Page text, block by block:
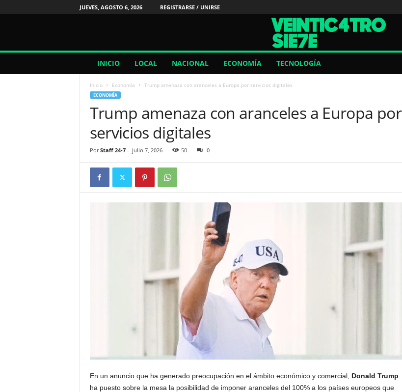
JUEVES, AGOSTO 6, 2026 REGISTRARSE / UNIRSE
/
INICIO LOCAL NACIONAL ECONOMÍA TECNOLOGÍA
Inicio Economía Trump amenaza con aranceles a Europa por servicios digitales
ECONOMÍA
Trump amenaza con aranceles a Europa por
servicios digitales
Por Staff 24-7- julio 7, 2026 50 0
En un anuncio que ha generado preocupación en el ámbito económico y comercial, Donald Trump
ha puesto sobre la mesa la posibilidad de imponer aranceles del 100% a los países europeos que